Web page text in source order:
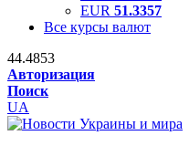
EUR 51.3357
Все курсы валют
44.4853
Авторизация
Поиск
UA